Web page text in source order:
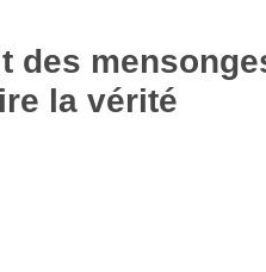
des
la vérité